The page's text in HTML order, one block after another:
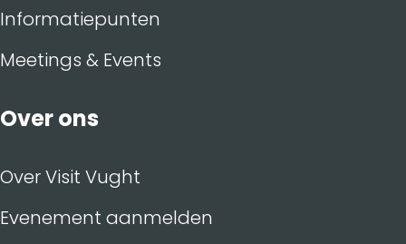
Informatiepunten
Meetings & Events
Over ons
Over Visit Vught
Evenement aanmelden